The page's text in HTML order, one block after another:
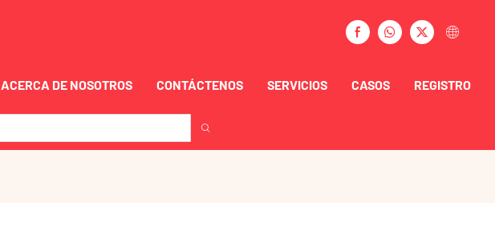
ACERCA DE NOSOTROS CONTÁCTENOS SERVICIOS CASOS REGISTRO